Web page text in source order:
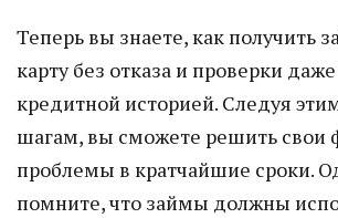
Теперь вы знаете, как получить
карту без отказа и проверки
кредитной историей. Следуя
шагам, вы сможете решить свои
проблемы в кратчайшие сроки.
помните, что займы должны